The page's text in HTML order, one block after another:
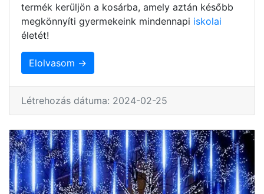
termék kerüljön a kosárba, amely aztán később
megkönnyíti gyermekeink mindennapi iskolai
életét!
Elolvasom →
Létrehozás dátuma: 2024-02-25